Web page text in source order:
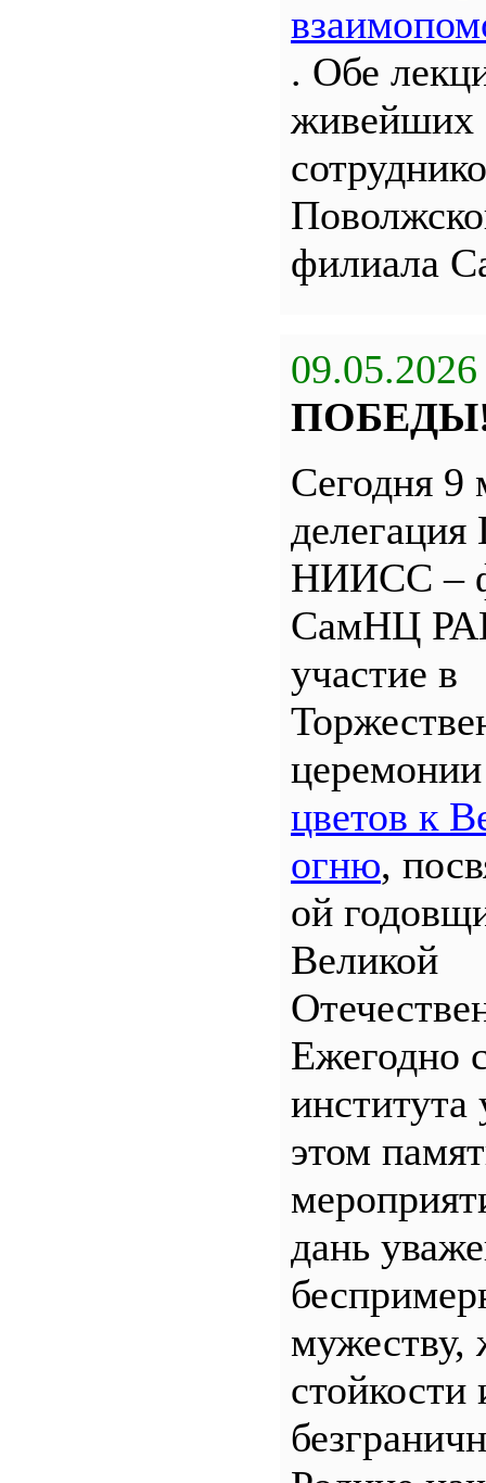
. Обе
живейших
филиала
09.05.2026
Сегодня 9
НИИСС –
СамНЦ
участие в
цветов к
огню,
ой
Великой
Ежегодно
института
этом
дань
мужеству,
стойкости